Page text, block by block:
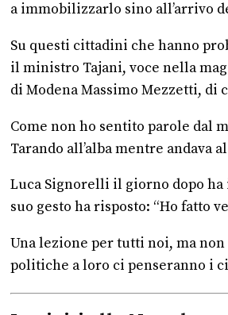
a immobilizzarlo sino all’arrivo
Su questi cittadini che hanno
il ministro Tajani, voce nella
di Modena Massimo Mezzetti,
Come non ho sentito parole dal
Tarando all’alba mentre andava
Luca Signorelli il giorno dopo
suo gesto ha risposto: “Ho fatto
Una lezione per tutti noi, ma
politiche a loro ci penseranno i